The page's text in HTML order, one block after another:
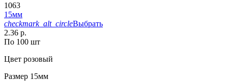
1063
15мм
checkmark_alt_circleВыбрать
2.36 р.
По 100 шт
Цвет розовый
Размер 15мм